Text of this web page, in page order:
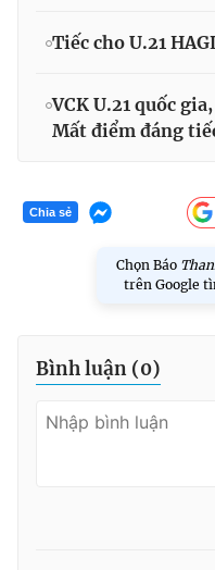
Tiếc cho U.21
VCK U.21 quốc
Mất điểm đáng
Chia sẻ
Chọn Báo
trên Google
Bình luận (0)